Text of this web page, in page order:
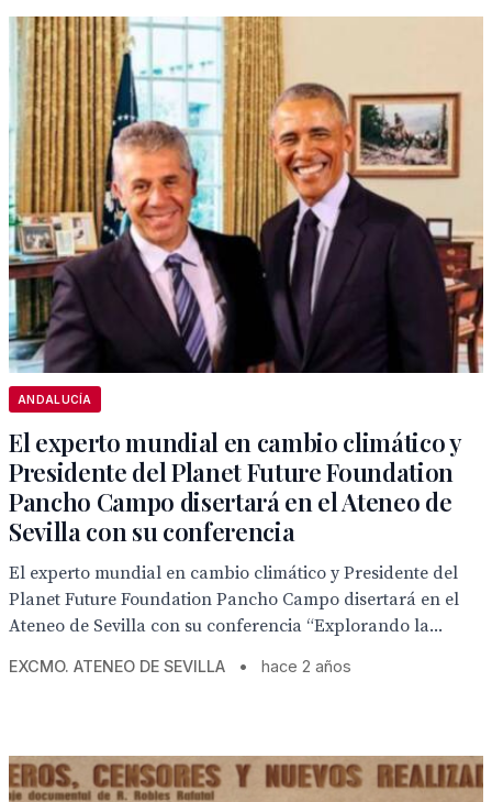
ANDALUCÍA
El experto mundial en cambio climático y
Presidente del Planet Future Foundation
Pancho Campo disertará en el Ateneo de
Sevilla con su conferencia
El experto mundial en cambio climático y Presidente del
Planet Future Foundation Pancho Campo disertará en el
Ateneo de Sevilla con su conferencia “Explorando la...
EXCMO. ATENEO DE SEVILLA • hace 2 años